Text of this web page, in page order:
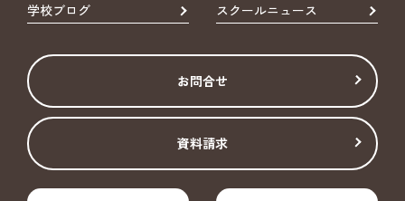
学校ブログ スクールニュース
お問合せ
資料請求